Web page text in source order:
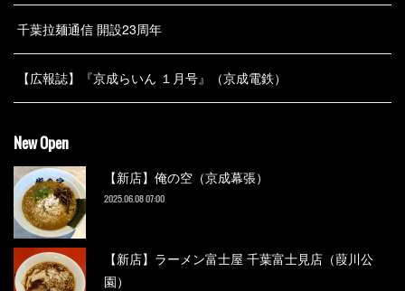
千葉拉麺通信 開設23周年
【広報誌】『京成らいん １月号』（京成電鉄）
New Open
【新店】俺の空（京成幕張）
2025.06.08 07:00
【新店】ラーメン富士屋 千葉富士見店（葭川公
園）